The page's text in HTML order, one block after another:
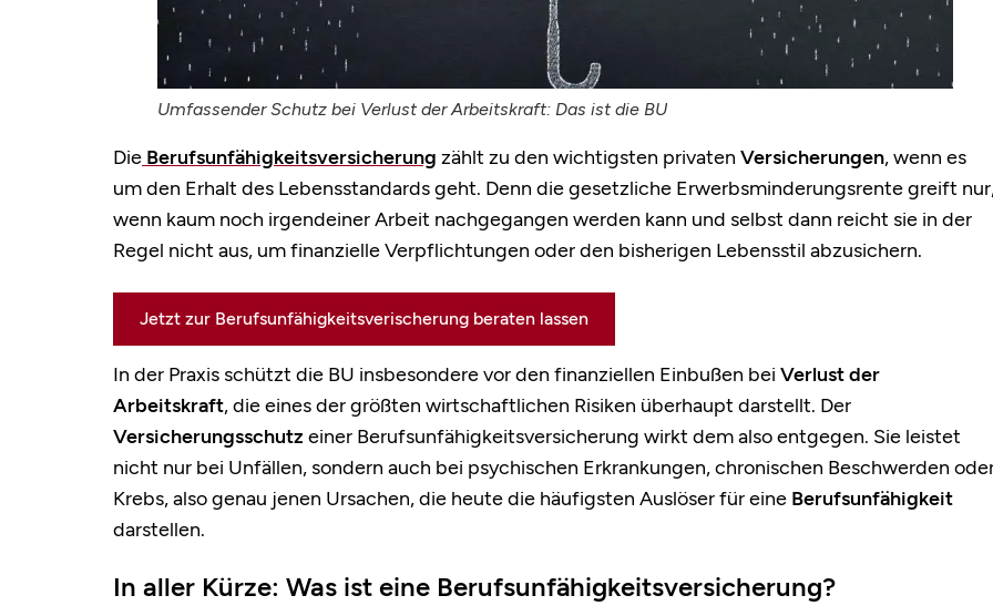
Umfassender Schutz bei Verlust der Arbeitskraft: Das ist die BU
Die Berufsunfähigkeitsversicherung zählt zu den wichtigsten privaten Versicherungen, wenn es
um den Erhalt des Lebensstandards geht. Denn die gesetzliche Erwerbsminderungsrente greift
wenn kaum noch irgendeiner Arbeit nachgegangen werden kann und selbst dann reicht sie in der
Regel nicht aus, um finanzielle Verpflichtungen oder den bisherigen Lebensstil abzusichern.
Jetzt zur Berufsunfähigkeitsverischerung beraten lassen
In der Praxis schützt die BU insbesondere vor den finanziellen Einbußen bei Verlust der
Arbeitskraft, die eines der größten wirtschaftlichen Risiken überhaupt darstellt. Der
Versicherungsschutz einer Berufsunfähigkeitsversicherung wirkt dem also entgegen. Sie leistet
nicht nur bei Unfällen, sondern auch bei psychischen Erkrankungen, chronischen Beschwerden
Krebs, also genau jenen Ursachen, die heute die häufigsten Auslöser für eine Berufsunfähigkeit
darstellen.
In aller Kürze: Was ist eine Berufsunfähigkeitsversicherung?